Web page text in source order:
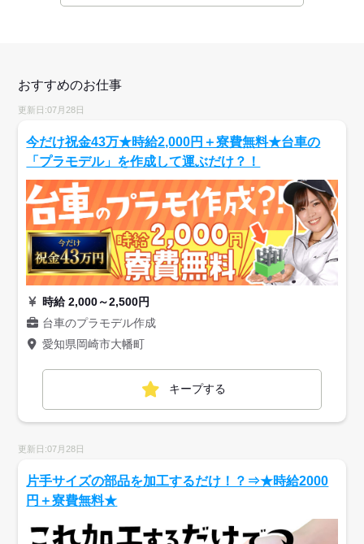
おすすめのお仕事
更新日:07月28日
今だけ祝金43万★時給2,000円＋寮費無料★台車の
「プラモデル」を作成して運ぶだけ？！
時給 2,000～2,500円
台車のプラモデル作成
愛知県岡崎市大幡町
キープする
更新日:07月28日
片手サイズの部品を加工するだけ！？⇒★時給2000
円＋寮費無料★